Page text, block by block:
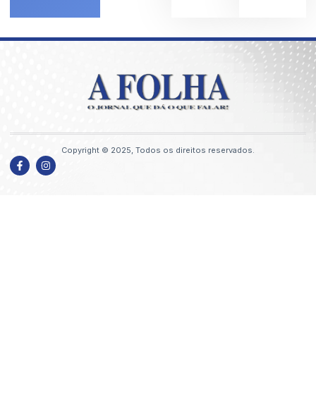
Copyright © 2025, Todos os direitos reservados.